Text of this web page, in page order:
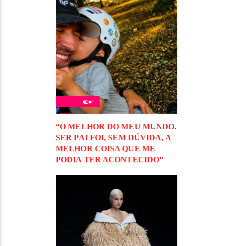
“O MELHOR DO MEU MUNDO.
SER PAI FOI, SEM DÚVIDA, A
MELHOR COISA QUE ME
PODIA TER ACONTECIDO”